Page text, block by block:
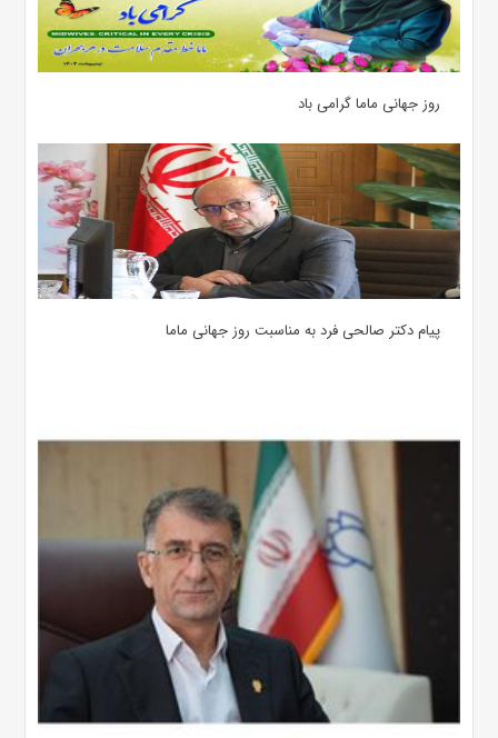
روز جهانی ماما گرامی باد
پیام دکتر صالحی فرد به مناسبت روز جهانی ماما